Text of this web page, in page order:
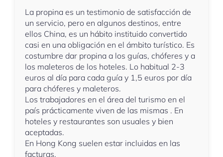
La propina es un testimonio de satisfacción de
un servicio, pero en algunos destinos, entre
ellos China, es un hábito instituido convertido
casi en una obligación en el ámbito turístico. Es
costumbre dar propina a los guías, chóferes y a
los maleteros de los hoteles. Lo habitual 2-3
euros al día para cada guía y 1,5 euros por día
para chóferes y maleteros.
Los trabajadores en el área del turismo en el
país prácticamente viven de las mismas . En
hoteles y restaurantes son usuales y bien
aceptadas.
En Hong Kong suelen estar incluidas en las
facturas.